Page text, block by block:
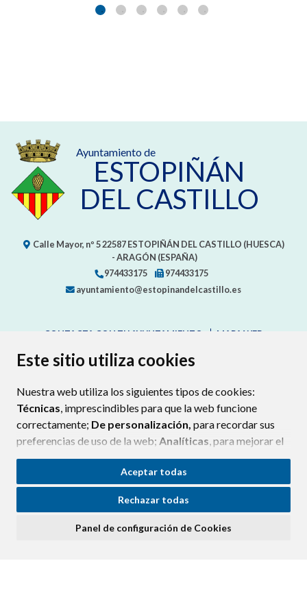
Este sitio utiliza cookies
Nuestra web utiliza los siguientes tipos de cookies:
Técnicas, imprescindibles para que la web funcione
correctamente; De personalización, para recordar sus
preferencias de uso de la web; Analíticas, para mejorar el
funcionamiento de la web y sus servicios.
Si acepta pulsando el botón“Aceptar todas”
consideramos que acepta su uso. Si pulsa el botón
ninguna acción, se guardarán las cookies técnicas
Aceptar todas
Rechazar todas
Panel de configuración de Cookies
Ayuntamiento de
ESTOPIÑÁN
DEL CASTILLO
Calle Mayor, nº 522587 ESTOPIÑÁN DEL CASTILLO (HUESCA)
- ARAGÓN (ESPAÑA)
974433175
974433175
ayuntamiento@estopinandelcastillo.es
CONTACTA CON TU AYUNTAMIENTO
MAPA WEB
AVISO LEGAL
PROTECCIÓN DE DATOS
POLÍTICA DE COOKIES